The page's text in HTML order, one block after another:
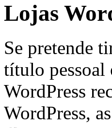
Lojas
Se pretende
título pessoal
WordPress
WordPress,